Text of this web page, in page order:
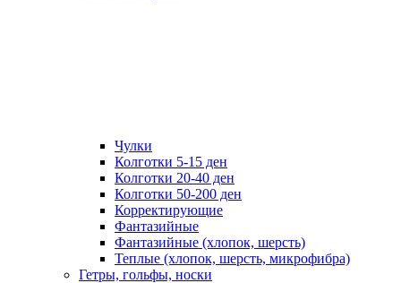
Чулки
Колготки 5-15 ден
Колготки 20-40 ден
Колготки 50-200 ден
Корректирующие
Фантазийные
Фантазийные (хлопок, шерсть)
Теплые (хлопок, шерсть, микрофибра)
Гетры, гольфы, носки